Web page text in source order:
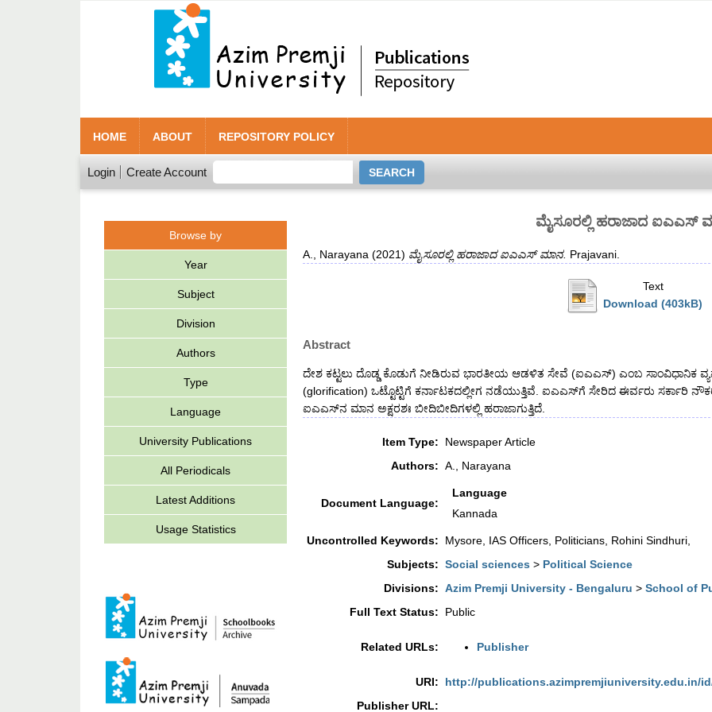
HOME ABOUT REPOSITORY POLICY
Login Create Account
Browse by
Year
Subject
Division
Authors
Type
Language
University Publications
All Periodicals
Latest Additions
Usage Statistics
ಮೈಸೂರಲ್ಲಿ ಹರಾಜಾದ ಐಎಎಸ್
A., Narayana (2021) ಮೈಸೂರಲ್ಲಿ ಹರಾಜಾದ ಐಎಎಸ್ ಮಾನ. Prajavani.
Text
Download (403kB)
Abstract
ದೇಶ ಕಟ್ಟಲು ದೊಡ್ಡ ಕೊಡುಗೆ ನೀಡಿರುವ ಭಾರತೀಯ ಆಡಳಿತ ಸೇವೆ (ಐಎಎಸ್) ಎಂಬ ಸಾಂವಿಧಾನಿಕ
(glorification) ಒಟ್ಟೊಟ್ಟಿಗೆ ಕರ್ನಾಟಕದಲ್ಲೀಗ ನಡೆಯುತ್ತಿವೆ. ಐಎಎಸ್‌ಗೆ ಸೇರಿದ ಈರ್ವರು ಸರ್ಕಾರಿ
ಐಎಎಸ್‌ನ ಮಾನ ಅಕ್ಷರಶಃ ಬೀದಿಬೀದಿಗಳಲ್ಲಿ ಹರಾಜಾಗುತ್ತಿದೆ.
Item Type:
Newspaper Article
Authors: A., Narayana
Document Language:
Language
Kannada
Uncontrolled Keywords:
Mysore, IAS Officers, Politicians, Rohini Sindhuri,
Subjects: Social sciences > Political Science
Divisions: Azim Premji University - Bengaluru > School of
Full Text Status:
Public
Related URLs: Publisher
URI:
http://publications.azimpremjiuniversity.edu.in/
Publisher URL: